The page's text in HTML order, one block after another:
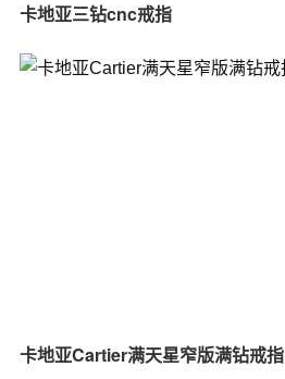
卡地亚三钻cnc戒指
卡地亚Cartier满天星窄版满钻戒指